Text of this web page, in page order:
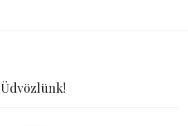
Üdvözlünk!